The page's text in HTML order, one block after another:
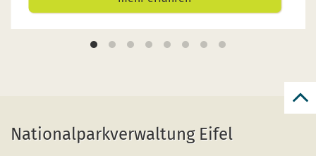
Nationalparkverwaltung Eifel